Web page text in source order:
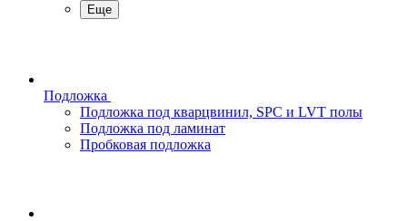
Еще
Подложка
Подложка под кварцвинил, SPC и LVT полы
Подложка под ламинат
Пробковая подложка